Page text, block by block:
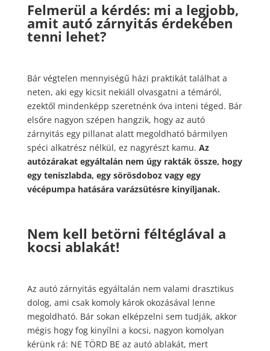
Felmerül a kérdés: mi a legjobb,
amit autó zárnyitás érdekében
tenni lehet?
Bár végtelen mennyiségű házi praktikát találhat a
neten, aki egy kicsit nekiáll olvasgatni a témáról,
ezektől mindenképp szeretnénk óva inteni téged. Bár
elsőre nagyon szépen hangzik, hogy az autó
zárnyitás egy pillanat alatt megoldható bármilyen
spéci alkatrész nélkül, ez nagyrészt kamu. Az
autózárakat egyáltalán nem úgy rakták össze, hogy
egy teniszlabda, egy sörösdoboz vagy egy
vécépumpa hatására varázsütésre kinyíljanak.
Nem kell betörni féltéglával a
kocsi ablakát!
Az autó zárnyitás egyáltalán nem valami drasztikus
dolog, ami csak komoly károk okozásával lenne
megoldható. Bár sokan elképzelni sem tudják, akkor
mégis hogy fog kinyílni a kocsi, nagyon komolyan
kérünk rá: NE TÖRD BE az autó ablakát, mert